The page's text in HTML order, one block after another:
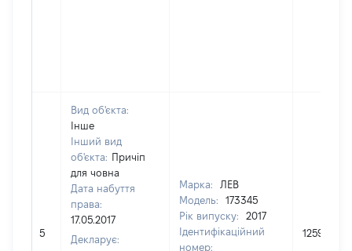
5
Вид об'єкта:
Інше
Інший вид
об'єкта: Причіп
для човна
Дата набуття
права:
17.05.2017
Декларує:
Марка:
ЛЕВ
Модель:
173345
Рік випуску:
2017
Ідентифікаційний
номер:
12596